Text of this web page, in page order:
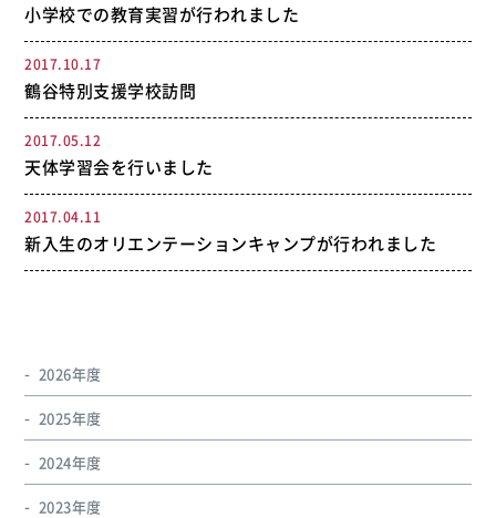
小学校での教育実習が行われました
2017.10.17
鶴谷特別支援学校訪問
2017.05.12
天体学習会を行いました
2017.04.11
新入生のオリエンテーションキャンプが行われました
2026年度
2025年度
2024年度
2023年度